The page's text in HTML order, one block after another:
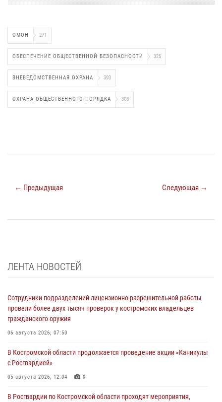
ОМОН 271
ОБЕСПЕЧЕНИЕ ОБЩЕСТВЕННОЙ БЕЗОПАСНОСТИ 325
ВНЕВЕДОМСТВЕННАЯ ОХРАНА 393
ОХРАНА ОБЩЕСТВЕННОГО ПОРЯДКА 308
← Предыдущая Следующая →
ЛЕНТА НОВОСТЕЙ
Сотрудники подразделений лицензионно-разрешительной работы
провели более двух тысяч проверок у костромских владельцев
гражданского оружия
06 августа 2026, 07:50
В Костромской области продолжается проведение акции «Каникулы
с Росгвардией»
05 августа 2026, 12:04 9
В Росгвардии по Костромской области проходят мероприятия,